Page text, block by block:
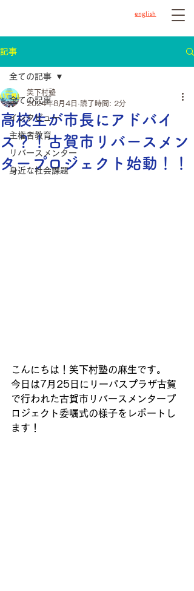
english
記事
全ての記事
インタビュー
主権者教育
リバースメンター
身近な社会課題
全ての記事
高校生が市長にアドバイ
ス？！古賀市リバースメン
タープロジェクト始動！！
笑下村塾
2024年8月4日 読了時間: 2分
こんにちは！笑下村塾の麻生です。
今日は7月25日にリーパスプラザ古賀
で行われた古賀市リバースメンタープ
ロジェクト委嘱式の様子をレポートし
ます！